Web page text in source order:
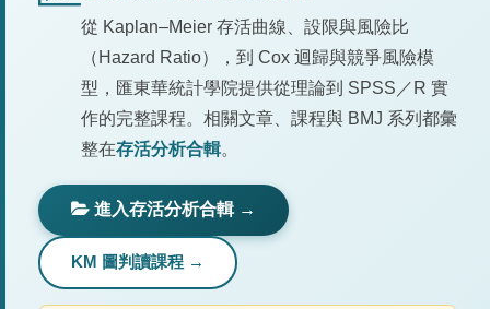
從 Kaplan–Meier 存活曲線、設限與風險比
（Hazard Ratio），到 Cox 迴歸與競爭風險模
型，匯東華統計學院提供從理論到 SPSS／R 實
作的完整課程。相關文章、課程與 BMJ 系列都彙
整在存活分析合輯。
進入存活分析合輯 →
KM 圖判讀課程 →